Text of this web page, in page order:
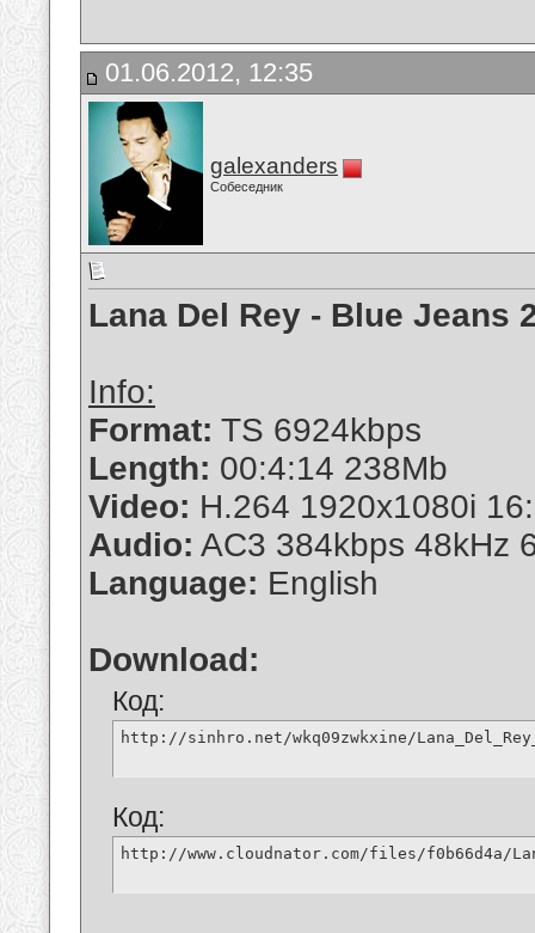
01.06.2012, 12:35
galexanders
Собеседник
Lana Del Rey - Blue Jeans
Info:
Format: TS 6924kbps
Length: 00:4:14 238Mb
Video: H.264 1920x1080i
Audio: AC3 384kbps 48kHz
Language: English
Download:
Код:
http://sinhro.net/wkq09zwkxine/
Код:
http://www.cloudnator.com/files/f0b66d4a/